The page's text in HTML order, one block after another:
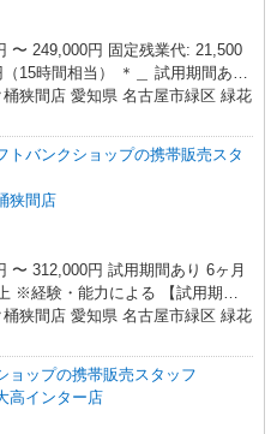
友達を紹介頂くと, イ
給(規定有) ゜・。○。・゜+゜・。
〜 249,000円 固定残業代: 21,500
（15時間相当） ＊＿ 試用期間あり
以上 ※経験・能力による 【試用
円 〜 249000 円
狭間店 愛知県 名古屋市緑区 緑花
トバンクショップの携帯販売スタ
狭間店
〜 312,000円 試用期間あり 6ヶ月
験・能力による 【試用期
円 〜 312000 円
狭間店 愛知県 名古屋市緑区 緑花
ョップの携帯販売スタッフ
高インター店